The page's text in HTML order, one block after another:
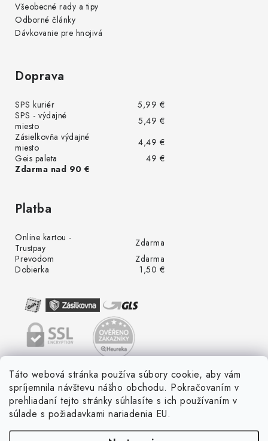
Táto webová stránka používa súbory cookie, aby vám
spríjemnila návštevu nášho obchodu. Pokračovaním v
prehliadaní tejto stránky súhlasíte s ich používaním v
súlade s požiadavkami nariadenia EU.
Všeobecné rady a tipy
Odborné články
Dávkovanie pre hnojivá
Doprava
SPS kuriér
5,99 €
SPS - výdajné
miesto
5,49 €
Zásielkovňa výdajné
miesto
4,49 €
Geis paleta
49 €
Zdarma nad 90 €
Platba
Online kartou -
Trustpay
Zdarma
Prevodom
Zdarma
Dobierka
1,50 €